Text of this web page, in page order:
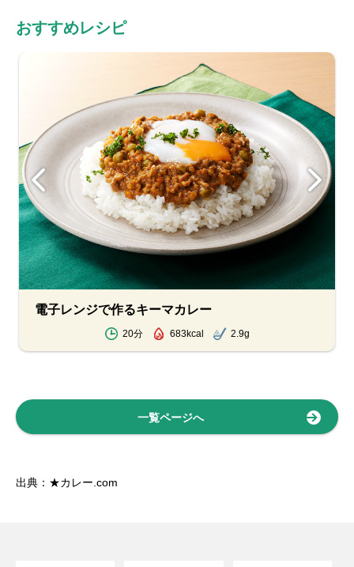
おすすめレシピ
電子レンジで作るキーマカレー
20分 683kcal 2.9g
一覧ページへ
出典：★カレー.com